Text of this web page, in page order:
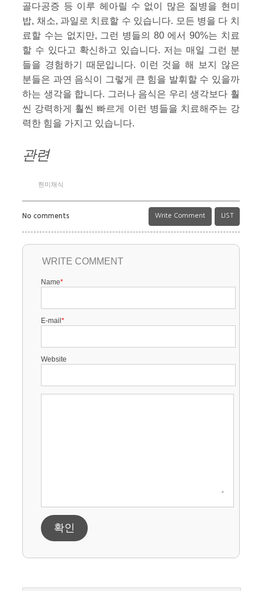
골다공증 등 이루 헤아릴 수 없이 많은 질병을 현미
밥, 채소, 과일로 치료할 수 있습니다. 모든 병을 다 치
료할 수는 없지만, 그런 병들의 80 에서 90%는 치료
할 수 있다고 확신하고 있습니다. 저는 매일 그런 분
들을 경험하기 때문입니다. 이런 것을 해 보지 않은
분들은 과연 음식이 그렇게 큰 힘을 발휘할 수 있을까
하는 생각을 합니다. 그러나 음식은 우리 생각보다 훨
씬 강력하게 훨씬 빠르게 이런 병들을 치료해주는 강
력한 힘을 가지고 있습니다.
관련
현미채식
No comments Write Comment LIST
WRITE COMMENT
Name*
E-mail*
Website
확인